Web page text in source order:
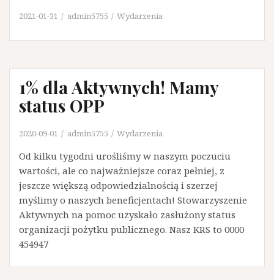
2021-01-31 admin5755 Wydarzenia
1% dla Aktywnych! Mamy
status OPP
2020-09-01 admin5755 Wydarzenia
Od kilku tygodni urośliśmy w naszym poczuciu
wartości, ale co najważniejsze coraz pełniej, z
jeszcze większą odpowiedzialnością i szerzej
myślimy o naszych beneficjentach! Stowarzyszenie
Aktywnych na pomoc uzyskało zasłużony status
organizacji pożytku publicznego. Nasz KRS to 0000
454947